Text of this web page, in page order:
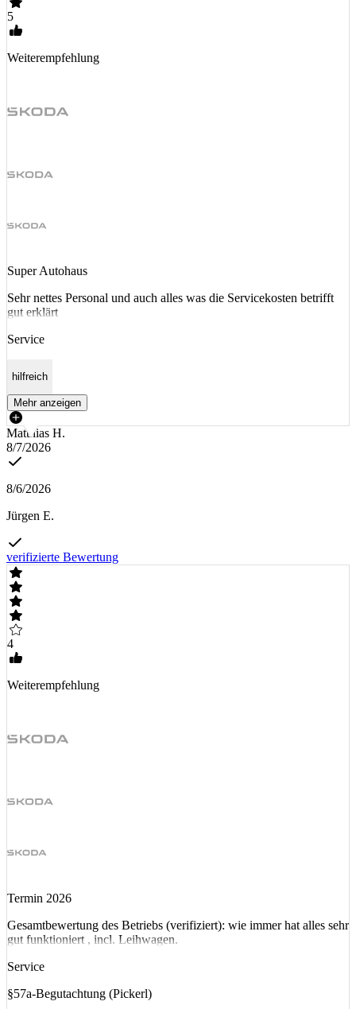
5
Weiterempfehlung
Super Autohaus
Sehr nettes Personal und auch alles was die Servicekosten betrifft
gut erklärt
Service
hilfreich
Mehr anzeigen
Matthias H.
8/7/2026
8/6/2026
Jürgen E.
verifizierte Bewertung
4
Weiterempfehlung
Termin 2026
Gesamtbewertung des Betriebs (verifiziert): wie immer hat alles sehr
gut funktioniert , incl. Leihwagen.
Service
§57a-Begutachtung (Pickerl)